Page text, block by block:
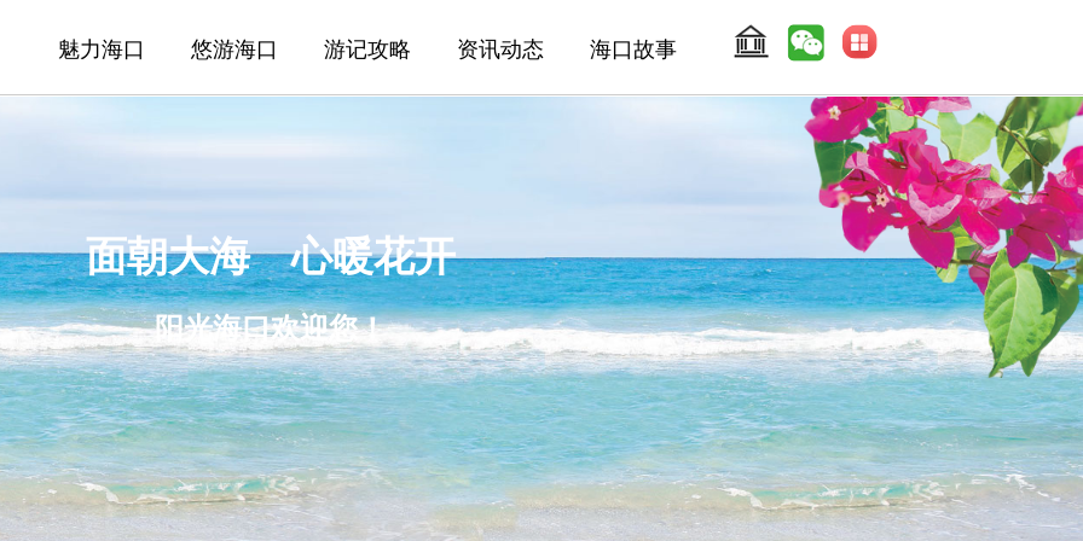
魅力海口 悠游海口 游记攻略 资讯动态 海口故事
面朝大海 心暖花开
阳光海口欢迎您！